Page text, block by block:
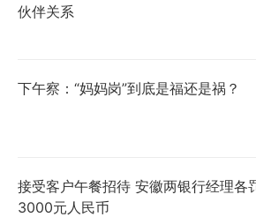
伙伴关系
下午察：“妈妈岗”到底是福还是祸？
接受客户午餐招待 安徽两银行经理各
3000元人民币